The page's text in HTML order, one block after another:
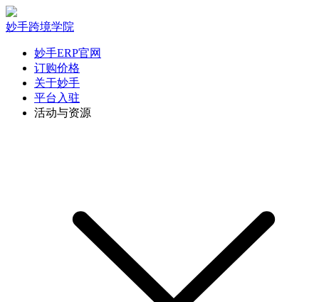
妙手跨境学院
妙手ERP官网
订购价格
关于妙手
平台入驻
活动与资源